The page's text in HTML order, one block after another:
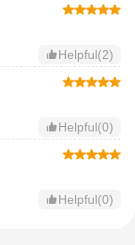
Helpful(2)
Helpful(0)
Helpful(0)